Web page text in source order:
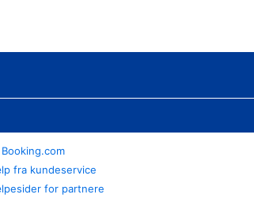
Booking.com
fra kundeservice
for partnere